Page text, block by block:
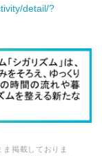
detail/?
掲載しておりま